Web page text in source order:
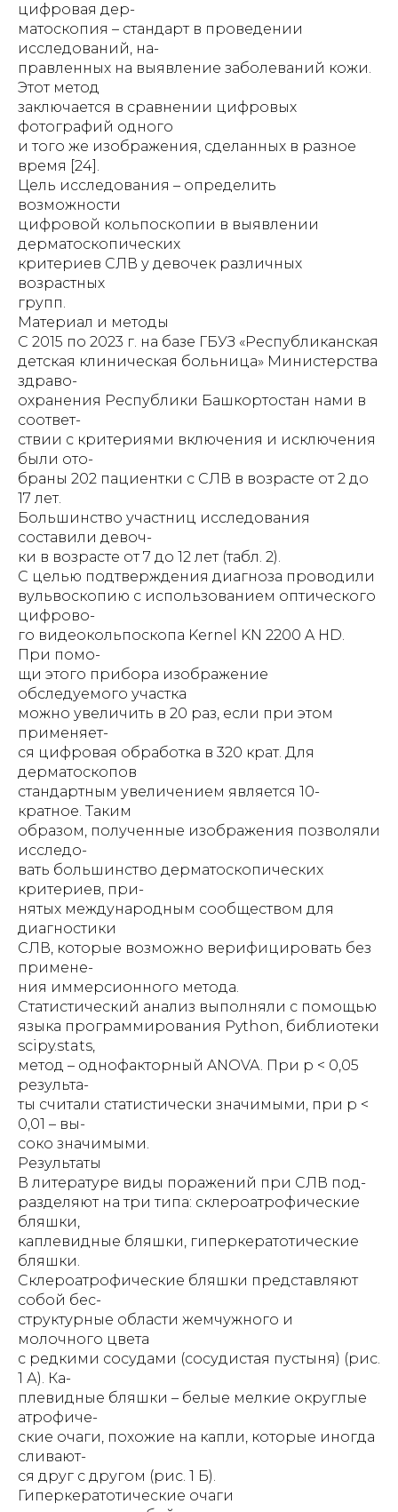
цифровая дер-
матоскопия – стандарт в проведении
исследований, на-
правленных на выявление заболеваний кожи.
Этот метод
заключается в сравнении цифровых
фотографий одного
и того же изображения, сделанных в разное
время [24].
Цель исследования – определить
возможности
цифровой кольпоскопии в выявлении
дерматоскопических
критериев СЛВ у девочек различных
возрастных
групп.
Материал и методы
С 2015 по 2023 г. на базе ГБУЗ «Республиканская
детская клиническая больница» Министерства
здраво-
охранения Республики Башкортостан нами в
соответ-
ствии с критериями включения и исключения
были ото-
браны 202 пациентки с СЛВ в возрасте от 2 до
17 лет.
Большинство участниц исследования
составили девоч-
ки в возрасте от 7 до 12 лет (табл. 2).
С целью подтверждения диагноза проводили
вульвоскопию с использованием оптического
цифрово-
го видеокольпоскопа Kernel KN 2200 A HD.
При помо-
щи этого прибора изображение
обследуемого участка
можно увеличить в 20 раз, если при этом
применяет-
ся цифровая обработка в 320 крат. Для
дерматоскопов
стандартным увеличением является 10-
кратное. Таким
образом, полученные изображения позволяли
исследо-
вать большинство дерматоскопических
критериев, при-
нятых международным сообществом для
диагностики
СЛВ, которые возможно верифицировать без
примене-
ния иммерсионного метода.
Статистический анализ выполняли с помощью
языка программирования Python, библиотеки
scipy.stats,
метод – однофакторный ANOVA. При p < 0,05
результа-
ты считали статистически значимыми, при p <
0,01 – вы-
соко значимыми.
Результаты
В литературе виды поражений при СЛВ под-
разделяют на три типа: склероатрофические
бляшки,
каплевидные бляшки, гиперкератотические
бляшки.
Склероатрофические бляшки представляют
собой бес-
структурные области жемчужного и
молочного цвета
с редкими сосудами (сосудистая пустыня) (рис.
1 А). Ка-
плевидные бляшки – белые мелкие округлые
атрофиче-
ские очаги, похожие на капли, которые иногда
сливают-
ся друг с другом (рис. 1 Б).
Гиперкератотические очаги